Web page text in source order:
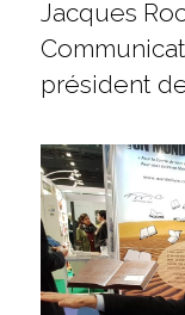
Jacques
président